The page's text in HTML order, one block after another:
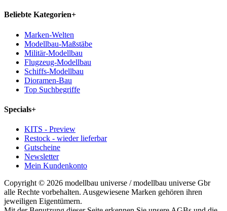
Beliebte Kategorien+
Marken-Welten
Modellbau-Maßstäbe
Militär-Modellbau
Flugzeug-Modellbau
Schiffs-Modellbau
Dioramen-Bau
Top Suchbegriffe
Specials+
KITS - Preview
Restock - wieder lieferbar
Gutscheine
Newsletter
Mein Kundenkonto
Copyright © 2026 modellbau universe / modellbau universe Gbr
alle Rechte vorbehalten. Ausgewiesene Marken gehören ihren
jeweiligen Eigentümern.